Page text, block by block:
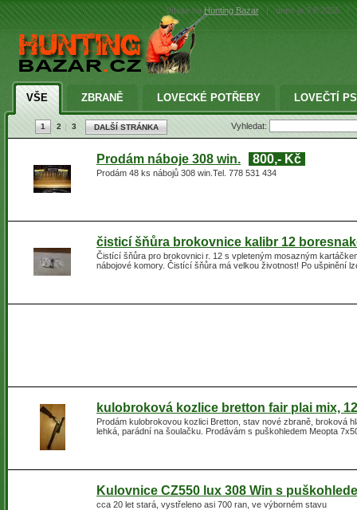
Vítejte naHunting Bazar | dnes je 9.8.2026 |
VŠE ZBRANĚ LOVECKÉ POTŘEBY LOVEČTÍ
1 2 3 DALŠÍ STRÁNKA Vyhledat:
Prodám náboje 308 win. 800,- Kč
Prodám 48 ks nábojů 308 win.Tel. 778 531 434
čisticí šňůra brokovnice kalibr 12
Čistící šňůra pro brokovnici r. 12 s vpleteným mosazným
nábojové komory. Čistící šňůra má velkou životnost! Po ušpinění
kulobroková kozlice bretton fair plai mix,
Prodám kulobrokovou kozlici Bretton, stav nové zbraně, broková
lehká, parádní na šoulačku. Prodávám s puškohledem Meopta
Kulovnice CZ550 lux 308 Win s
cca 20 let stará, vystřeleno asi 700 ran, ve výborném stavu